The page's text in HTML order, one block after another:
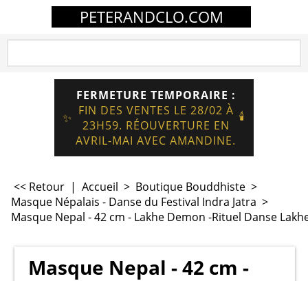
PETERANDCLO.COM
✨
FERMETURE TEMPORAIRE :
FIN DES VENTES LE 28/02 À
23H59. RÉOUVERTURE EN
AVRIL-MAI AVEC AMANDINE.
🕯️
<< Retour | Accueil > Boutique Bouddhiste >
Masque Népalais - Danse du Festival Indra Jatra >
Masque Nepal - 42 cm - Lakhe Demon -Rituel Danse
Masque Nepal - 42 cm -